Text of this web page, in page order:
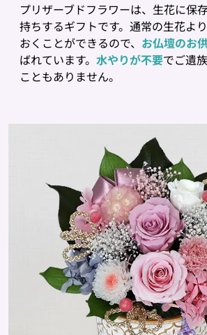
プリザーブドフラワーは、生花に保
持ちするギフトです。通常の生花よ
おくことができるので、 お仏壇のお
ばれています。 水やりが不要でご遺
こともありません。